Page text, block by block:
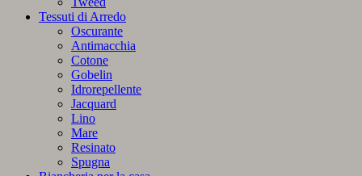
Tessuti di Arredo
Oscurante
Antimacchia
Cotone
Gobelin
Idrorepellente
Jacquard
Lino
Mare
Resinato
Spugna